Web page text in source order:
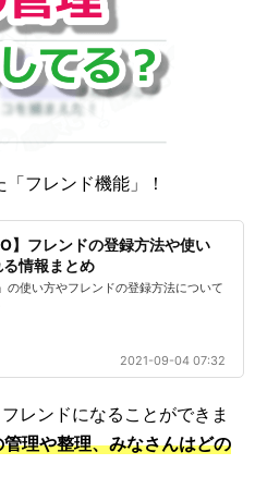
フレンド機能」！
】フレンドの登録方法や使い
情報まとめ
の使い方やフレンドの登録方法について
2021-09-04 07:32
レンドになることができま
理や整理、みなさんはどの